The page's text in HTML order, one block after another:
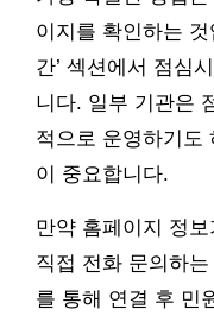
이지를 확인하는 것
간’ 섹션에서 점심
니다. 일부 기관은
적으로 운영하기도
이 중요합니다.
만약 홈페이지 정
직접 전화 문의하
를 통해 연결 후 민